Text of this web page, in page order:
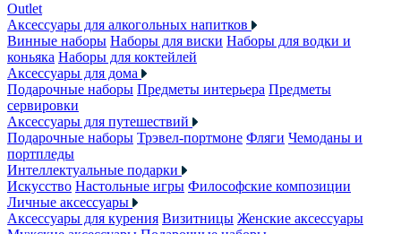
Outlet
Аксессуары для алкогольных напитков
Винные наборы Наборы для виски Наборы для водки и
коньяка Наборы для коктейлей
Аксессуары для дома
Подарочные наборы Предметы интерьера Предметы
сервировки
Аксессуары для путешествий
Подарочные наборы Трэвел-портмоне Фляги Чемоданы и
портпледы
Интеллектуальные подарки
Искусство Настольные игры Философские композиции
Личные аксессуары
Аксессуары для курения Визитницы Женские аксессуары